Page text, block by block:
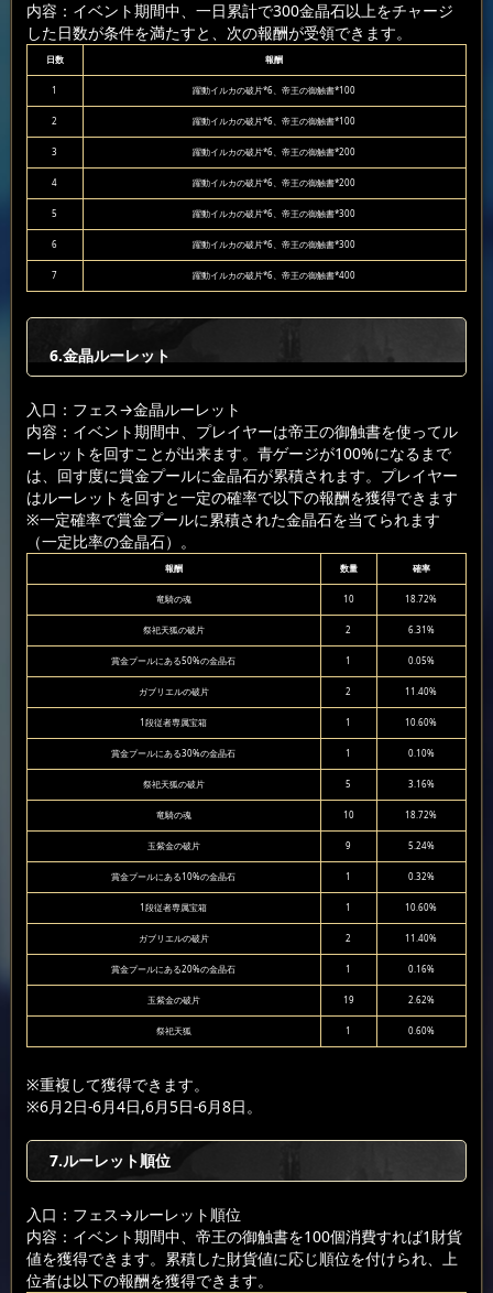
内容：イベント期間中、一日累計で300金晶石以上をチャージ
した日数が条件を満たすと、次の報酬が受領できます。
日数 報酬
1 躍動イルカの破片*6、帝王の御触書*100
2 躍動イルカの破片*6、帝王の御触書*100
3 躍動イルカの破片*6、帝王の御触書*200
4 躍動イルカの破片*6、帝王の御触書*200
5 躍動イルカの破片*6、帝王の御触書*300
6 躍動イルカの破片*6、帝王の御触書*300
7 躍動イルカの破片*6、帝王の御触書*400
6.金晶ルーレット
入口：フェス→金晶ルーレット
内容：イベント期間中、プレイヤーは帝王の御触書を使ってル
ーレットを回すことが出来ます。青ゲージが100%になるまで
は、回す度に賞金プールに金晶石が累積されます。プレイヤー
はルーレットを回すと一定の確率で以下の報酬を獲得できます
※一定確率で賞金プールに累積された金晶石を当てられます
（一定比率の金晶石）。
報酬 数量 確率
竜騎の魂 10 18.72%
祭祀天狐の破片 2 6.31%
賞金プールにある50%の金晶石 1 0.05%
ガブリエルの破片 2 11.40%
1段従者専属宝箱 1 10.60%
賞金プールにある30%の金晶石 1 0.10%
祭祀天狐の破片 5 3.16%
竜騎の魂 10 18.72%
玉紫金の破片 9 5.24%
賞金プールにある10%の金晶石 1 0.32%
1段従者専属宝箱 1 10.60%
ガブリエルの破片 2 11.40%
賞金プールにある20%の金晶石 1 0.16%
玉紫金の破片 19 2.62%
祭祀天狐 1 0.60%
※重複して獲得できます。
※6月2日-6月4日,6月5日-6月8日。
7.ルーレット順位
入口：フェス→ルーレット順位
内容：イベント期間中、帝王の御触書を100個消費すれば1財貨
値を獲得できます。累積した財貨値に応じ順位を付けられ、上
位者は以下の報酬を獲得できます。